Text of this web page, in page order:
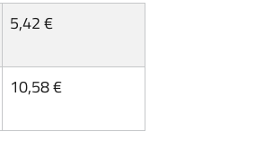
5,42 €
10,58 €